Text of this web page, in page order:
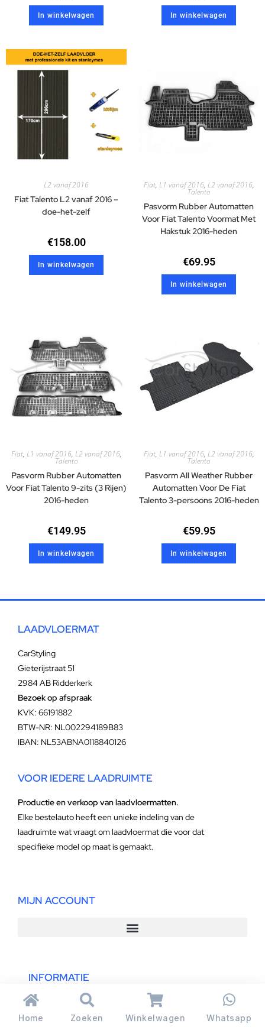
In winkelwagen In winkelwagen
L2 vanaf 2016
Fiat Talento L2 vanaf 2016 –
doe-het-zelf
€158.00
In winkelwagen
Fiat, L1 vanaf 2016, L2 vanaf 2016,
Talento
Pasvorm Rubber Automatten
Voor Fiat Talento Voormat Met
Hakstuk 2016-heden
€69.95
In winkelwagen
Fiat, L1 vanaf 2016, L2 vanaf 2016,
Talento
Pasvorm Rubber Automatten
Voor Fiat Talento 9-zits (3 Rijen)
2016-heden
€149.95
In winkelwagen
Fiat, L1 vanaf 2016, L2 vanaf 2016,
Talento
Pasvorm All Weather Rubber
Automatten Voor De Fiat
Talento 3-persoons 2016-heden
€59.95
In winkelwagen
LAADVLOERMAT
CarStyling
Gieterijstraat 51
2984 AB Ridderkerk
Bezoek op afspraak
KVK: 66191882
BTW-NR: NL002294189B83
IBAN: NL53ABNA0118840126
VOOR IEDERE LAADRUIMTE
Productie en verkoop van laadvloermatten.
Elke bestelauto heeft een unieke indeling van de
laadruimte wat vraagt om laadvloermat die voor dat
specifieke model op maat is gemaakt.
MIJN ACCOUNT
INFORMATIE
Home Zoeken Winkelwagen Whatsapp